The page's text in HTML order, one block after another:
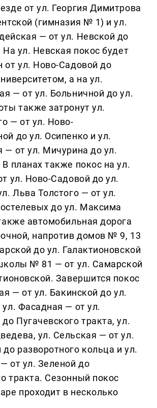
от ул. Георгия Димитрова
(гимназия № 1) и ул.
— от ул. Невской до
ул. Невская покос будет
от ул. Ново-Садовой до
а на ул.
— от ул. Больничной до ул.
также затронут ул.
— от ул. Ново-
до ул. Осипенко и ул.
— от ул. Мичурина до ул.
планах также покос на ул.
ул. Ново-Садовой до ул.
Льва Толстого — от ул.
до ул. Максима
автомобильная дорога
напротив домов № 9, 13
до ул. Галактионовской
№ 81 — от ул. Самарской
Завершится покос
— от ул. Бакинской до ул.
Фасадная — от ул.
до Пугачевского тракта, ул.
ул. Сельская — от ул.
до разворотного кольца и ул.
от ул. Зеленой до
тракта. Сезонный покос
проходит в несколько